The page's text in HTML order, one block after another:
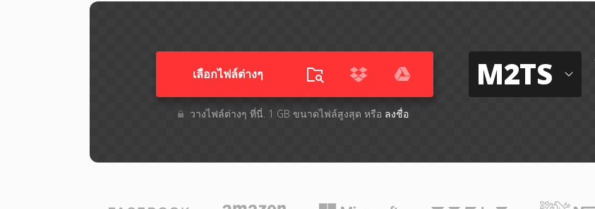
เลือกไฟล์ต่างๆ​
วางไฟล์ต่างๆ​ ที่นี่. 1 GB ขนาดไฟล์สูงสุด หรือ ลงชื่อ
M2TS